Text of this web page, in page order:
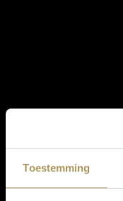
Toestemming